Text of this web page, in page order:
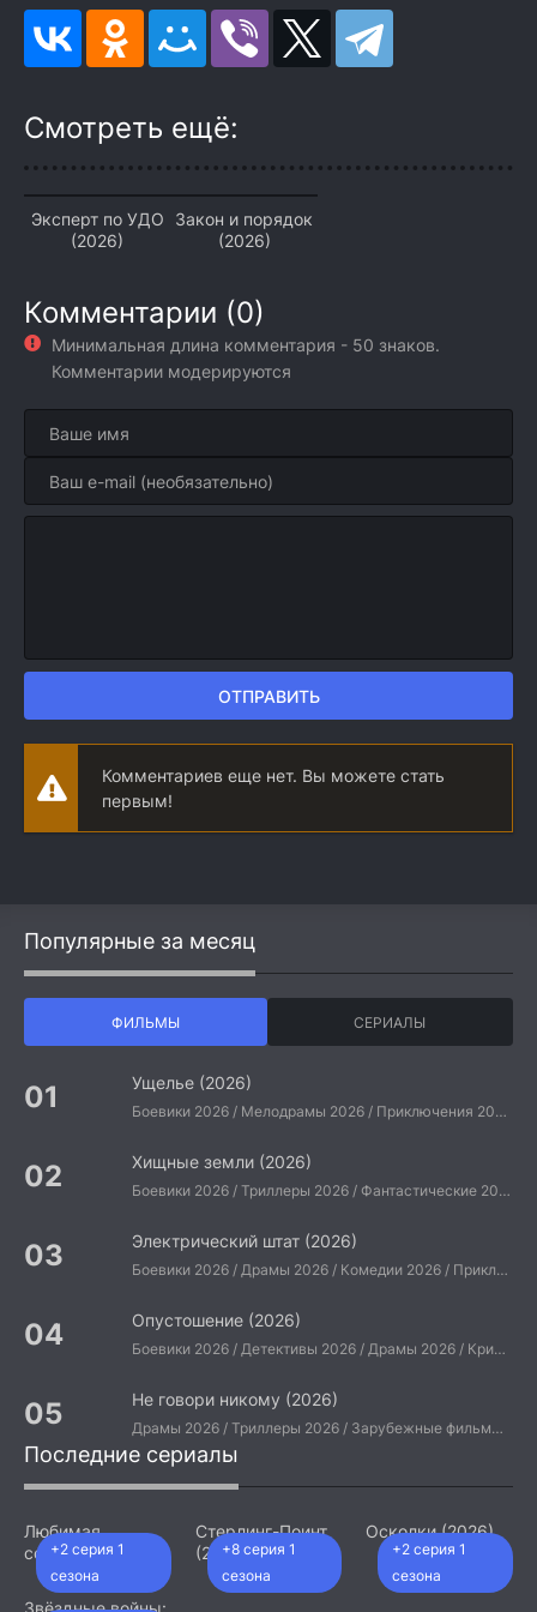
Смотреть ещё:
Эксперт по УДО
(2026)
Закон и порядок
(2026)
Комментарии (0)
Минимальная длина комментария - 50 знаков.
Комментарии модерируются
ОТПРАВИТЬ
Комментариев еще нет. Вы можете стать
первым!
Популярные за месяц
ФИЛЬМЫ СЕРИАЛЫ
Ущелье (2026)
Боевики 2026 / Мелодрамы 2026 / Приключения 2026 / Ужасы 2026 / Фантастические 2026 / Зарубежные фильмы 2026 / Американские фильмы / Фильмы 2026
Хищные земли (2026)
Боевики 2026 / Триллеры 2026 / Фантастические 2026 / Зарубежные фильмы 2026 / Американские фильмы / Фильмы 2026
Электрический штат (2026)
Боевики 2026 / Драмы 2026 / Комедии 2026 / Приключения 2026 / Фантастические 2026 / Зарубежные фильмы 2026 / Американские фильмы / Фильмы 2026
Опустошение (2026)
Боевики 2026 / Детективы 2026 / Драмы 2026 / Криминальные фильмы 2026 / Триллеры 2026 / Зарубежные фильмы 2026 / Американские фильмы / Фильмы 2026
Не говори никому (2026)
Драмы 2026 / Триллеры 2026 / Зарубежные фильмы 2026 / Американские фильмы / Фильмы 2026
Последние сериалы
+2 серия 1
сезона
Любимая
сотрудница
(2026)
+8 серия 1
сезона
Стерлинг-Поинт
(2026)
+2 серия 1
сезона
Осколки (2026)
Звёздные войны: